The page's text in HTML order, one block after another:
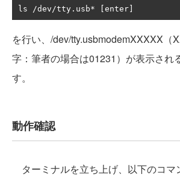
ls /dev/tty . usb* enter
を行い、/dev/tty.usbmodemXXXXX（
字：筆者の場合は01231）が表示され
す。
動作確認
ターミナルを立ち上げ、以下のコマ